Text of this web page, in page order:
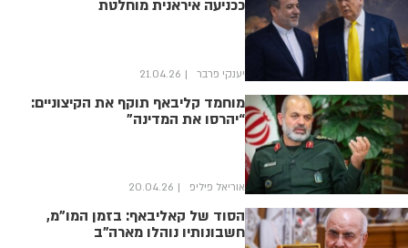
ככניעה איראנית מוחלטת
יענקי פרבר 21.04.26
מוחמד קליבאף תוקף את הקיצוניים:
“יהרסו את המדינה”
אוריאל פיליפ 20.04.26
הסוד של קאליבאף: בזמן המו”מ,
חשבונותיו נוהלו מארה”ב